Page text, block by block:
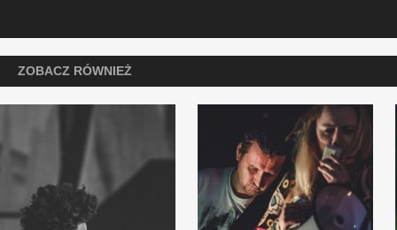
ZOBACZ RÓWNIEŻ